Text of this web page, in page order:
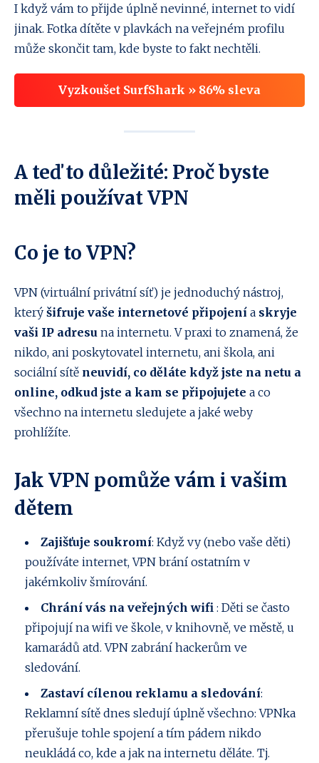
I když vám to přijde úplně nevinné, internet to vidí
jinak. Fotka dítěte v plavkách na veřejném profilu
může skončit tam, kde byste to fakt nechtěli.
Vyzkoušet SurfShark » 86% sleva
A teď to důležité: Proč byste
měli používat VPN
Co je to VPN?
VPN (virtuální privátní síť) je jednoduchý nástroj,
který šifruje vaše internetové připojení a skryje
vaši IP adresu na internetu. V praxi to znamená, že
nikdo, ani poskytovatel internetu, ani škola, ani
sociální sítě neuvidí, co děláte když jste na netu a
online, odkud jste a kam se připojujete a co
všechno na internetu sledujete a jaké weby
prohlížíte.
Jak VPN pomůže vám i vašim
dětem
Zajišťuje soukromí: Když vy (nebo vaše děti)
používáte internet, VPN brání ostatním v
jakémkoliv šmírování.
Chrání vás na veřejných wifi : Děti se často
připojují na wifi ve škole, v knihovně, ve městě, u
kamarádů atd. VPN zabrání hackerům ve
sledování.
Zastaví cílenou reklamu a sledování:
Reklamní sítě dnes sledují úplně všechno: VPNka
přerušuje tohle spojení a tím pádem nikdo
neukládá co, kde a jak na internetu děláte. Tj.